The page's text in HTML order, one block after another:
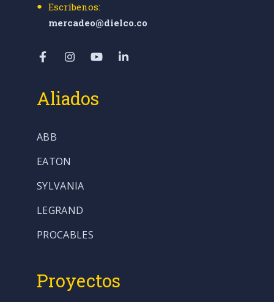
Escríbenos:
mercadeo@dielco.co
Aliados
ABB
EATON
SYLVANIA
LEGRAND
PROCABLES
Proyectos